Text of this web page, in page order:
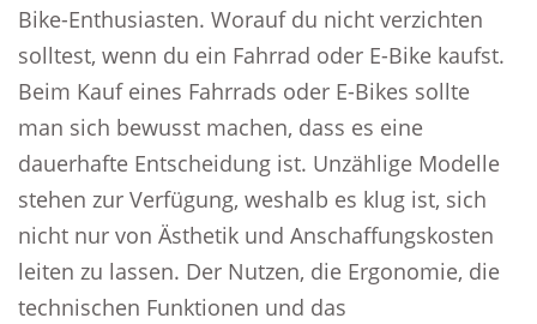
Bike-Enthusiasten. Worauf du nicht verzichten
solltest, wenn du ein Fahrrad oder E-Bike kaufst.
Beim Kauf eines Fahrrads oder E-Bikes sollte
man sich bewusst machen, dass es eine
dauerhafte Entscheidung ist. Unzählige Modelle
stehen zur Verfügung, weshalb es klug ist, sich
nicht nur von Ästhetik und Anschaffungskosten
leiten zu lassen. Der Nutzen, die Ergonomie, die
technischen Funktionen und das